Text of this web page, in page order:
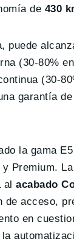
de 430
puede
(30-80%
(30-
garantía
la gama
Premium.
alacabado
de acceso,
en